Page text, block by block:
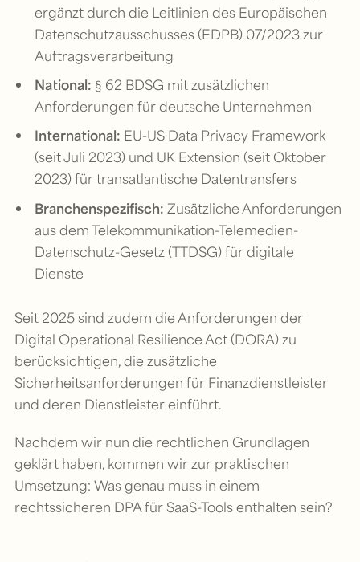
ergänzt durch die Leitlinien des Europäischen
Datenschutzausschusses (EDPB) 07/2023 zur
Auftragsverarbeitung
National: § 62 BDSG mit zusätzlichen
Anforderungen für deutsche Unternehmen
International: EU-US Data Privacy Framework
(seit Juli 2023) und UK Extension (seit Oktober
2023) für transatlantische Datentransfers
Branchenspezifisch: Zusätzliche Anforderungen
aus dem Telekommunikation-Telemedien-
Datenschutz-Gesetz (TTDSG) für digitale
Dienste
Seit 2025 sind zudem die Anforderungen der
Digital Operational Resilience Act (DORA) zu
berücksichtigen, die zusätzliche
Sicherheitsanforderungen für Finanzdienstleister
und deren Dienstleister einführt.
Nachdem wir nun die rechtlichen Grundlagen
geklärt haben, kommen wir zur praktischen
Umsetzung: Was genau muss in einem
rechtssicheren DPA für SaaS-Tools enthalten sein?